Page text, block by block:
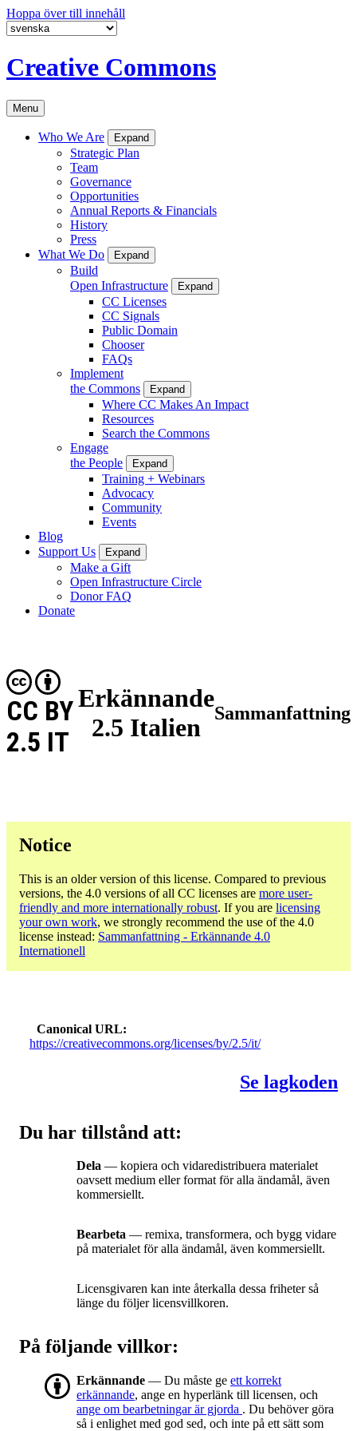
Hoppa över till innehåll
Creative Commons
Menu
Who We Are Expand
Strategic Plan
Team
Governance
Opportunities
Annual Reports & Financials
History
Press
What We Do
Expand
Build
Open Infrastructure
Expand
CC Licenses
CC Signals
Public Domain
Chooser
FAQs
Implement
the Commons
Expand
Where CC Makes An Impact
Resources
Search the Commons
Engage
the People
Expand
Training + Webinars
Advocacy
Community
Events
Blog
Support Us
Expand
Make a Gift
Open Infrastructure Circle
Donor FAQ
Donate
Erkännande
2.5 Italien
CC BY
2.5 IT
Sammanfattning
Notice
This is an older version of this license. Compared to previous
versions, the 4.0 versions of all CC licenses are more user-
friendly and more internationally robust. If you are licensing
your own work, we strongly recommend the use of the 4.0
license instead: Sammanfattning - Erkännande 4.0
Internationell
Canonical URL
https://creativecommons.org/licenses/by/2.5/it/
Se lagkoden
Du har tillstånd att:
Dela — kopiera och vidaredistribuera materialet
oavsett medium eller format för alla ändamål, även
kommersiellt.
Bearbeta — remixa, transformera, och bygg vidare
på materialet för alla ändamål, även kommersiellt.
Licensgivaren kan inte återkalla dessa friheter så
länge du följer licensvillkoren.
På följande villkor:
Erkännande — Du måste ge ett korrekt
erkännande, ange en hyperlänk till licensen, och
ange om bearbetningar är gjorda . Du behöver göra
så i enlighet med god sed, och inte på ett sätt som